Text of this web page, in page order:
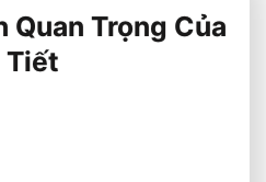
Quan Trọng Của
Tiết